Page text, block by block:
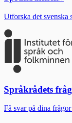
Utforska det svenska
Språkrådets
Få svar på dina